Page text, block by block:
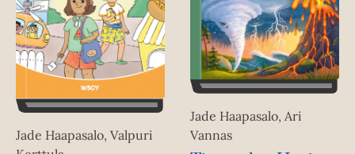
Jade Haapasalo, Valpuri
Jade Haapasalo, Ari
Vannas